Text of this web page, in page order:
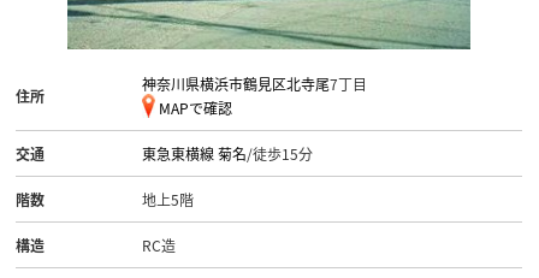
住所
神奈川県横浜市鶴見区北寺尾7丁目
MAPで確認
交通 東急東横線菊名/徒歩15分
階数 地上5階
構造 RC造